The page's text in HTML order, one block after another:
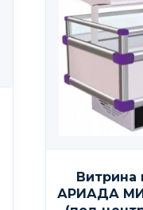
Витрина
АРИАДА